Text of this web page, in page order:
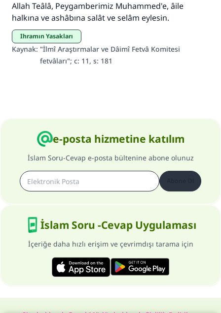
Allah Teâlâ, Peygamberimiz Muhammed'e, âile
halkına ve ashâbına salât ve selâm eylesin.
İhramın Yasakları
Kaynak: "İlmî Araştırmalar ve Dâimî Fetvâ Komitesi
fetvâları"; c: 11, s: 181
e-posta hizmetine katılım
İslam Soru-Cevap e-posta bültenine abone olunuz
İslam Soru -Cevap Uygulaması
İçeriğe daha hızlı erişim ve çevrimdışı tarama için